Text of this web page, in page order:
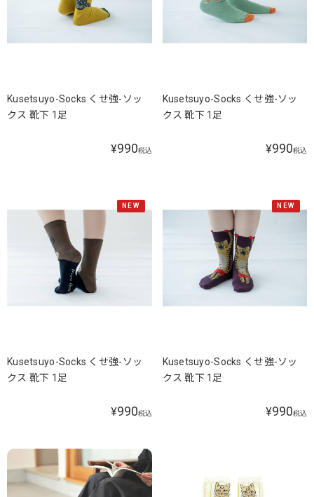
Kusetsuyo-Socks くせ強-ソッ
クス 靴下 1足
¥990税込
Kusetsuyo-Socks くせ強-ソッ
クス 靴下 1足
¥990税込
NEW
Kusetsuyo-Socks くせ強-ソッ
クス 靴下 1足
¥990税込
NEW
Kusetsuyo-Socks くせ強-ソッ
クス 靴下 1足
¥990税込